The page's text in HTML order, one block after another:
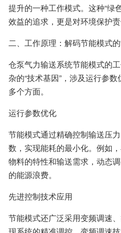
提升的一种工作模式。这种“绿
效益的追求，更是对环境保护责
二、工作原理：解码节能模式的
仓泵气力输送系统节能模式的
杂的“技术基因”，涉及运行参
多个方面。
运行参数优化
节能模式通过精确控制输送压
数，实现能耗的最小化。例如
物料的特性和输送需求，动态
的能源浪费。
先进控制技术应用
节能模式还广泛采用变频调速